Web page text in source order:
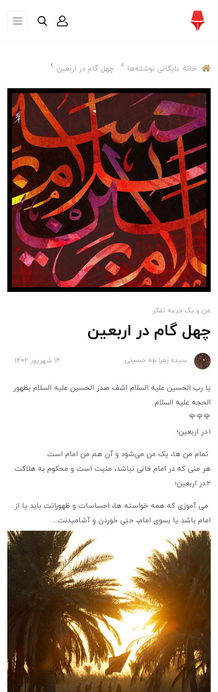
خانه بایگانی نوشته‌ها چهل گام در اربعین
من و یک جرعه تفکر
چهل گام در اربعین
سیده زهرا طه حسینی 14 شهریور 1402
یا رب الحسین علیه السلام اشف صدر الحسین علیه السلام بظهور
الحجه علیه السلام
🌹🌹🌹
۱.در اربعین؛
تمام من ها، یک من می‌شود و آن هم من امام است.
هر منی که در امام فانی نباشد، منیت است و محکوم به هلاکت.
۲.در اربعین؛
می آموزی که همه خواسته ها، احساسات و ظهوراتت باید یا از
امام باشد یا بسوی امام، حتی خوردن و آشامیدنت... .